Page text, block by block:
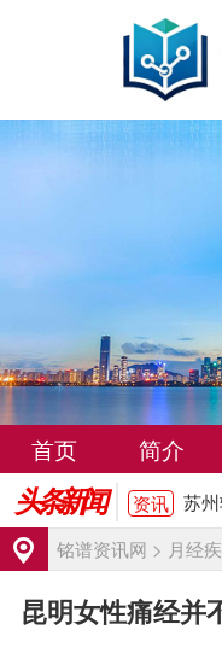
首页 简介
头条新闻
苏
女
资讯 武
资讯 洛
资讯 输
资讯
输
法
资讯 苏
资讯
女
资讯 洛
铭谱资讯网 > 月经
昆明女性痛经并